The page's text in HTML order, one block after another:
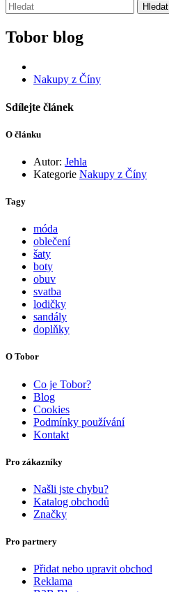
Hledat
Tobor blog
Nakupy z Číny
Sdílejte článek
O článku
Autor: Jehla
Kategorie Nakupy z Číny
Tagy
móda
oblečení
šaty
boty
obuv
svatba
lodičky
sandály
doplňky
O Tobor
Co je Tobor?
Blog
Cookies
Podmínky používání
Kontakt
Pro zákazníky
Našli jste chybu?
Katalog obchodů
Značky
Pro partnery
Přidat nebo upravit obchod
Reklama